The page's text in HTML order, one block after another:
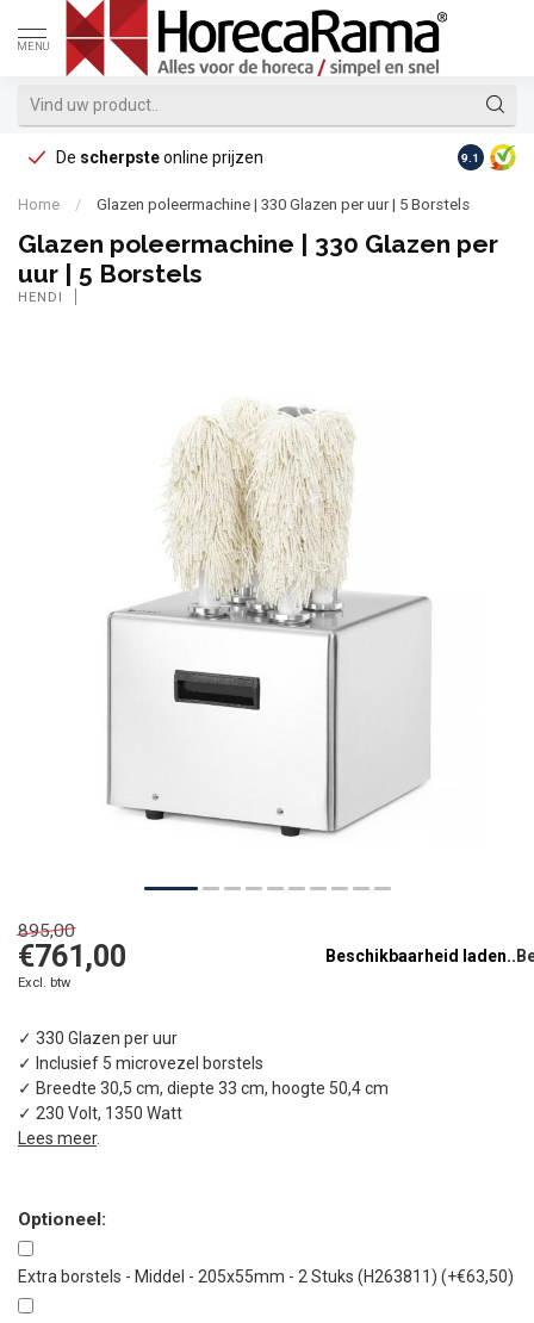
MENU
De scherpsteonline prijzen Op
9.1
Home / Glazen poleermachine | 330 Glazen per uur | 5 Borstels
Glazen poleermachine | 330 Glazen per
uur | 5 Borstels
HENDI
895,00
€761,00
Excl. btw
Beschikbaarheid laden..
✓ 330 Glazen per uur
✓ Inclusief 5 microvezel borstels
✓ Breedte 30,5 cm, diepte 33 cm, hoogte 50,4 cm
✓ 230 Volt, 1350 Watt
Lees meer.
Optioneel:
Extra borstels - Middel - 205x55mm - 2 Stuks (H263811) (+€63,50)